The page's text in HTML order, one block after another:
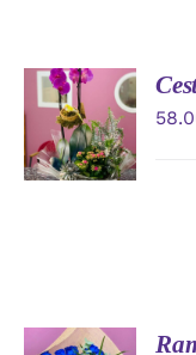
AÑADIR
AL
CARRITO
/
DETALLES
AÑADIR